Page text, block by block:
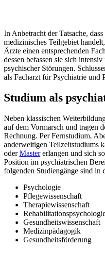
In Anbetracht der Tatsache,
medizinisches Teilgebiet
Ärzte einen entsprechenden
dessen befassen sie sich
psychischer Störungen.
als Facharzt für Psychiatrie und
Studium als
Neben klassischen
auf dem Vormarsch und tragen
Rechnung. Per Fernstudium,
anderweitigen Teilzeitstudiums
oderMastererlangen und sich
Position im psychiatrischen
folgenden Studiengänge sind in
Psychologie
Pflegewissenschaft
Therapiewissenschaft
Gesundheitswissenschaft
Medizinpädagogik
Gesundheitsförderung